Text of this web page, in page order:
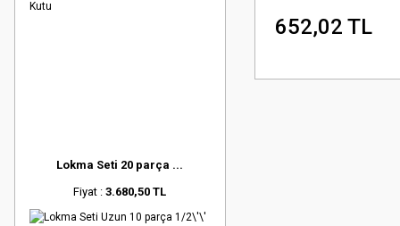
Lokma Seti 20 parça ...
Fiyat :3.680,50 TL
652,02 TL